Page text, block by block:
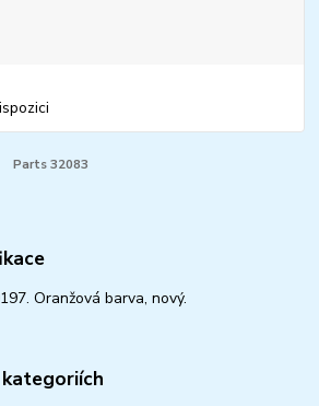
Parts 32083
Oranžová barva, nový.